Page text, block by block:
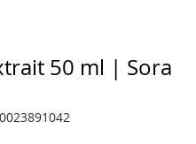
50 ml | Sora